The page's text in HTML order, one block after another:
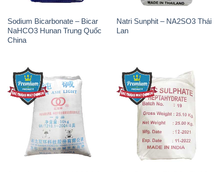
Sodium Bicarbonate – Bicar
NaHCO3 Hunan Trung Quốc
China
Natri Sunphit – NA2SO3 Thái
Lan